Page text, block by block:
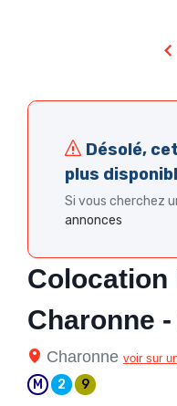
Désolé,
plus
Si vous cherchez
annonces
Colocation
Charonne
Charonne voir sur
M 2 9